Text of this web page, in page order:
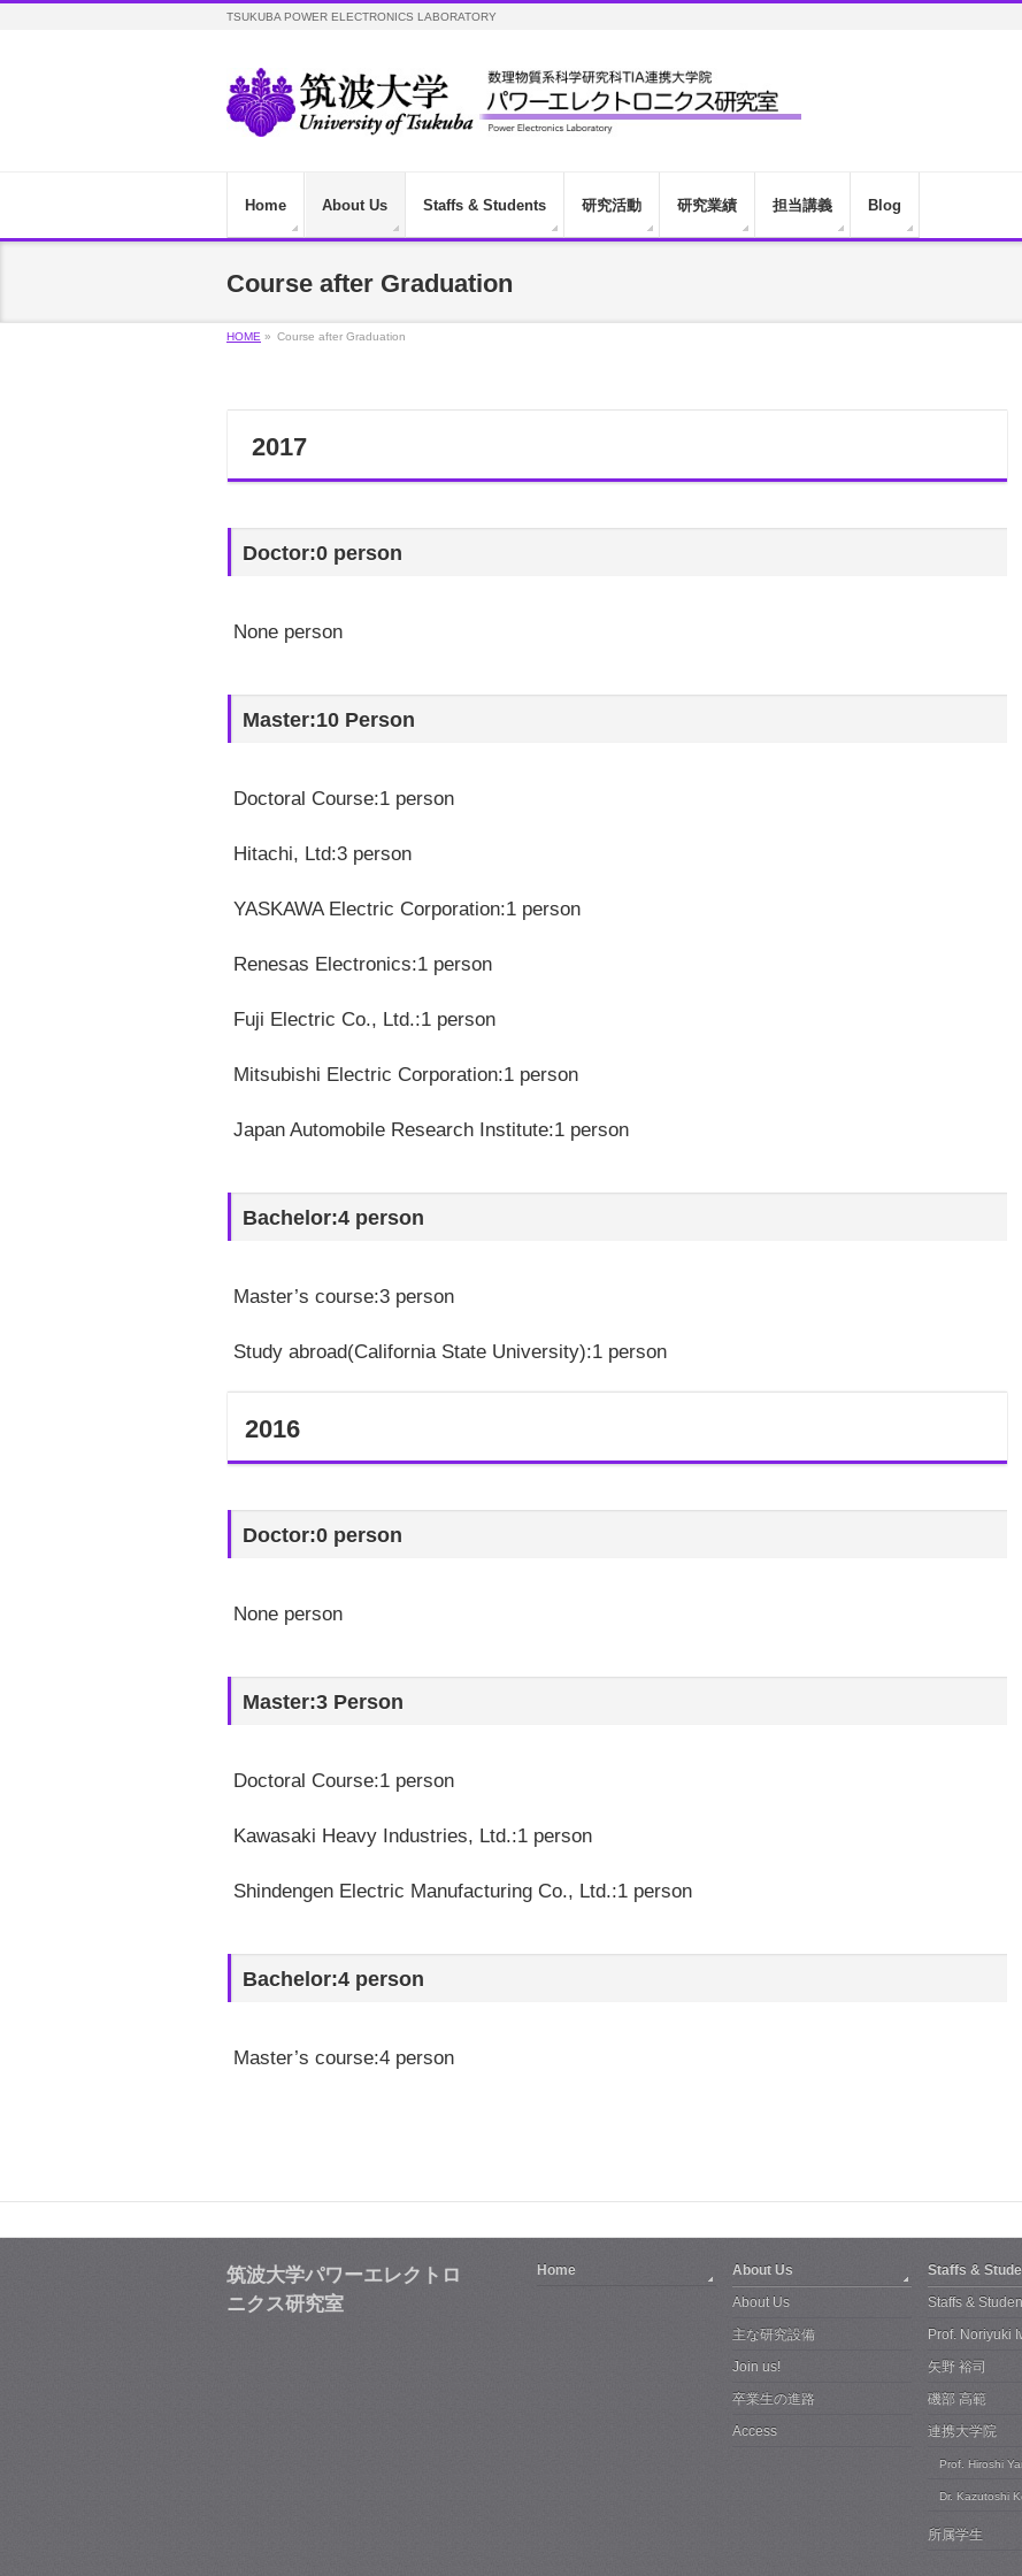
TSUKUBA POWER ELECTRONICS LABORATORY
Home About Us Staffs & Students 研究活動 研究業績 担当講義 Blog
Course after Graduation
HOME » Course after Graduation
2017
Doctor:0 person
None person
Master:10 Person
Doctoral Course:1 person
Hitachi, Ltd:3 person
YASKAWA Electric Corporation:1 person
Renesas Electronics:1 person
Fuji Electric Co., Ltd.:1 person
Mitsubishi Electric Corporation:1 person
Japan Automobile Research Institute:1 person
Bachelor:4 person
Master’s course:3 person
Study abroad(California State University):1 person
2016
Doctor:0 person
None person
Master:3 Person
Doctoral Course:1 person
Kawasaki Heavy Industries, Ltd.:1 person
Shindengen Electric Manufacturing Co., Ltd.:1 person
Bachelor:4 person
Master’s course:4 person
筑波大学パワーエレクトロ
ニクス研究室
Home
About Us
About Us
主な研究設備
Join us!
卒業生の進路
Access
Staffs &
Staffs &
Prof. Noriyuki
矢野 裕司
磯部 高範
連携大学院
Prof. Hiroshi
Dr. Kazutoshi
所属学生